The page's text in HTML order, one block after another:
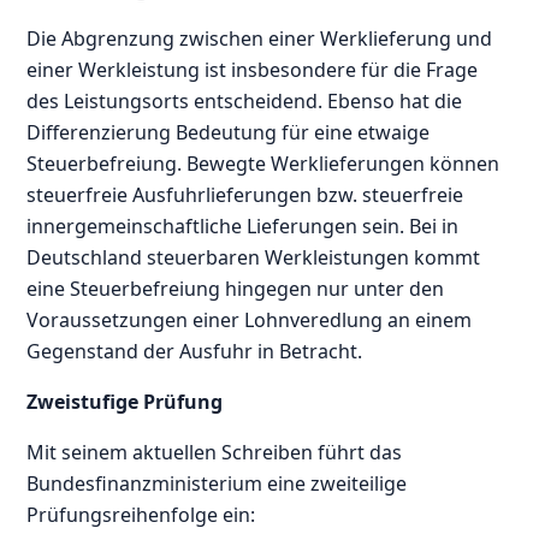
Die Abgrenzung zwischen einer Werklieferung und
einer Werkleistung ist insbesondere für die Frage
des Leistungsorts entscheidend. Ebenso hat die
Differenzierung Bedeutung für eine etwaige
Steuerbefreiung. Bewegte Werklieferungen können
steuerfreie Ausfuhrlieferungen bzw. steuerfreie
innergemeinschaftliche Lieferungen sein. Bei in
Deutschland steuerbaren Werkleistungen kommt
eine Steuerbefreiung hingegen nur unter den
Voraussetzungen einer Lohnveredlung an einem
Gegenstand der Ausfuhr in Betracht.
Zweistufige Prüfung
Mit seinem aktuellen Schreiben führt das
Bundesfinanzministerium eine zweiteilige
Prüfungsreihenfolge ein: